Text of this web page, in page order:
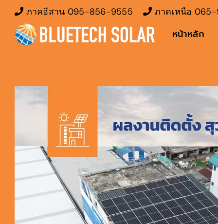
content
ภาคอีสาน 095-856-9555 ภาคเหนือ 065-
หน้าหลัก